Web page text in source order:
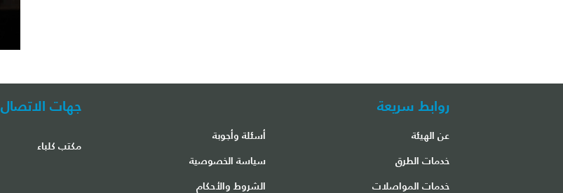
روابط سريعة
عن الهيئة
أسئلة وأجوبة
خدمات الطرق
سياسة الخصوصية
خدمات المواصلات
الشروط والأحكام
جهات الاتصال
مكتب مطار الشارقة الدولي مكتب كلباء